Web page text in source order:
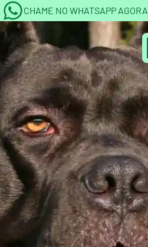
CHAME NO WHATSAPP AGORA